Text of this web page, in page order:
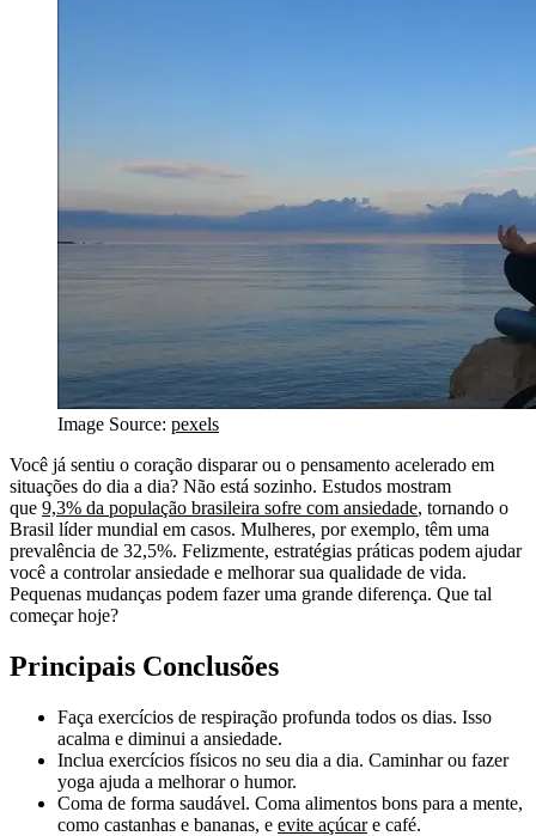
Image Source: pexels
Você já sentiu o coração disparar ou o pensamento acelerado em
situações do dia a dia? Não está sozinho. Estudos mostram
que 9,3% da população brasileira sofre com ansiedade, tornando o
Brasil líder mundial em casos. Mulheres, por exemplo, têm uma
prevalência de 32,5%. Felizmente, estratégias práticas podem ajudar
você a controlar ansiedade e melhorar sua qualidade de vida.
Pequenas mudanças podem fazer uma grande diferença. Que tal
começar hoje?
Principais Conclusões
Faça exercícios de respiração profunda todos os dias. Isso
acalma e diminui a ansiedade.
Inclua exercícios físicos no seu dia a dia. Caminhar ou fazer
yoga ajuda a melhorar o humor.
Coma de forma saudável. Coma alimentos bons para a mente,
como castanhas e bananas, e evite açúcare café.